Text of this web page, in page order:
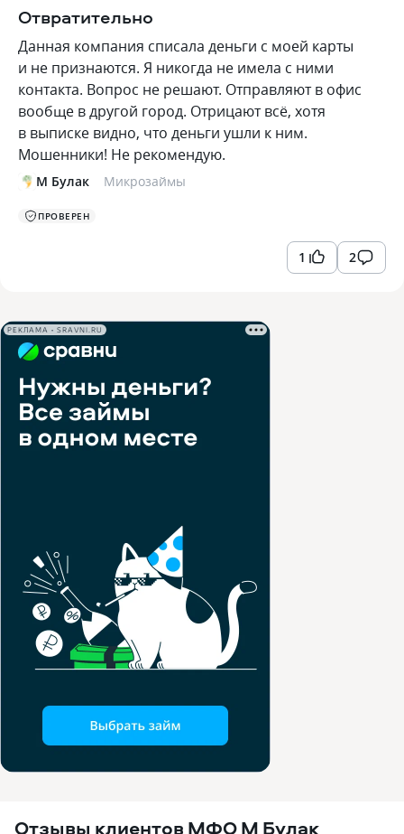
Отвратительно
​Данная компания списала деньги с моей карты
и не признаются. Я никогда не имела с ними
контакта. Вопрос не решают. Отправляют в офис
вообще в другой город. Отрицают всё, хотя
в выписке видно, что деньги ушли к ним.
Мошенники! Не рекомендую.
М Булак Микрозаймы
ПРОВЕРЕН
1 2
РЕКЛАМА • SRAVNI.RU
Отзывы клиентов МФО М Булак